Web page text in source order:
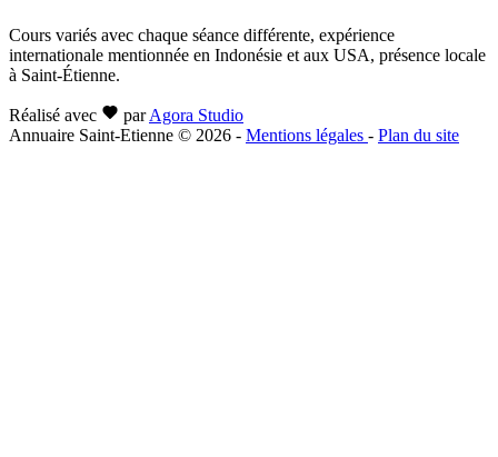
Cours variés avec chaque séance différente, expérience
internationale mentionnée en Indonésie et aux USA, présence locale
à Saint-Étienne.
Réalisé avec par Agora Studio
Annuaire Saint-Etienne © 2026 - Mentions légales - Plan du site